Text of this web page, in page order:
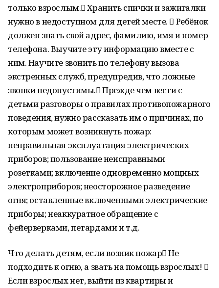
только взрослым. Хранить спички и зажигалки
нужно в недоступном для детей месте.  Ребёнок
должен знать свой адрес, фамилию, имя и номер
телефона. Выучите эту информацию вместе с
ним. Научите звонить по телефону вызова
экстренных служб, предупредив, что ложные
звонки недопустимы. Прежде чем вести с
детьми разговоры о правилах противопожарного
поведения, нужно рассказать им о причинах, по
которым может возникнуть пожар:
неправильная эксплуатация электрических
приборов; пользование неисправными
розетками; включение одновременно мощных
электроприборов; неосторожное разведение
огня; оставленные включенными электрические
приборы; неаккуратное обращение с
фейерверками, петардами и т.д.
Что делать детям, если возник пожар Не
подходить к огню, а звать на помощь взрослых! 
Если взрослых нет, выйти из квартиры и